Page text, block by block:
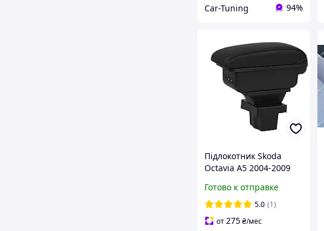
Car-Tuning 94%
Підлокотник Skoda
Octavia A5 2004-2009
преміум якість
Готово к отправке
5.0 (1)
от275₴/мес